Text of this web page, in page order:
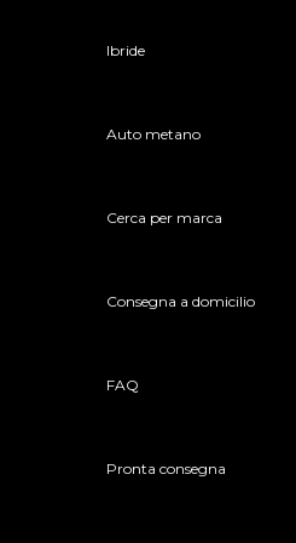
Ibride
Auto metano
Cerca per marca
Consegna a domicilio
FAQ
Pronta consegna